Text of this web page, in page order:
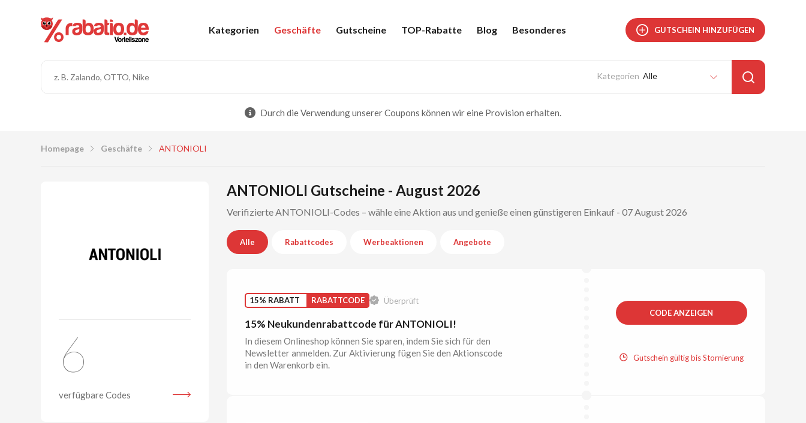
Kategorien Geschäfte Gutscheine TOP-Rabatte Blog Besonderes GUTSCHEIN HINZUFÜGEN
Alle
Durch die Verwendung unserer Coupons können wir eine Provision erhalten.
Homepage Geschäfte ANTONIOLI
6
verfügbare Codes
ANTONIOLI Gutscheine - August 2026
Verifizierte ANTONIOLI-Codes – wähle eine Aktion aus und genieße einen günstigeren Einkauf - 07 August 2026
Alle Rabattcodes Werbeaktionen Angebote
15% RABATT RABATTCODE Überprüft
15% Neukundenrabattcode für ANTONIOLI!
In diesem Onlineshop können Sie sparen, indem Sie sich für den
Newsletter anmelden. Zur Aktivierung fügen Sie den Aktionscode
in den Warenkorb ein.
CODE ANZEIGEN
Gutschein gültig bis Stornierung